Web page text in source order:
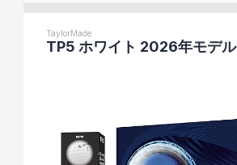
TaylorMade
TP5 ホワイト 2026年モデル